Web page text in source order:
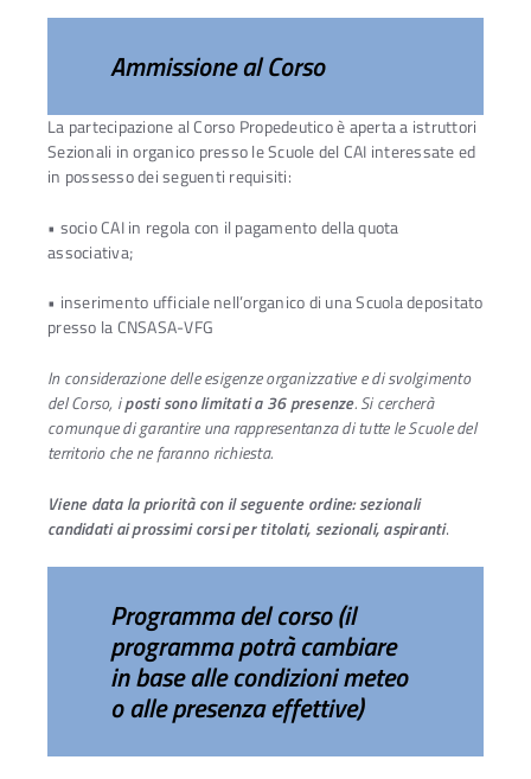
Ammissione al Corso
La partecipazione al Corso Propedeutico è aperta a istruttori
Sezionali in organico presso le Scuole del CAI interessate ed
in possesso dei seguenti requisiti:
• socio CAI in regola con il pagamento della quota
associativa;
• inserimento ufficiale nell’organico di una Scuola depositato
presso la CNSASA-VFG
In considerazione delle esigenze organizzative e di svolgimento
del Corso, iposti sono limitati a 36 presenze. Si cercherà
comunque di garantire una rappresentanza di tutte le Scuole del
territorio che ne faranno richiesta.
Viene data la priorità con il seguente ordine: sezionali
candidati ai prossimi corsi per titolati, sezionali, aspiranti.
Programma del corso (il
programma potrà cambiare
in base alle condizioni meteo
o alle presenza effettive)